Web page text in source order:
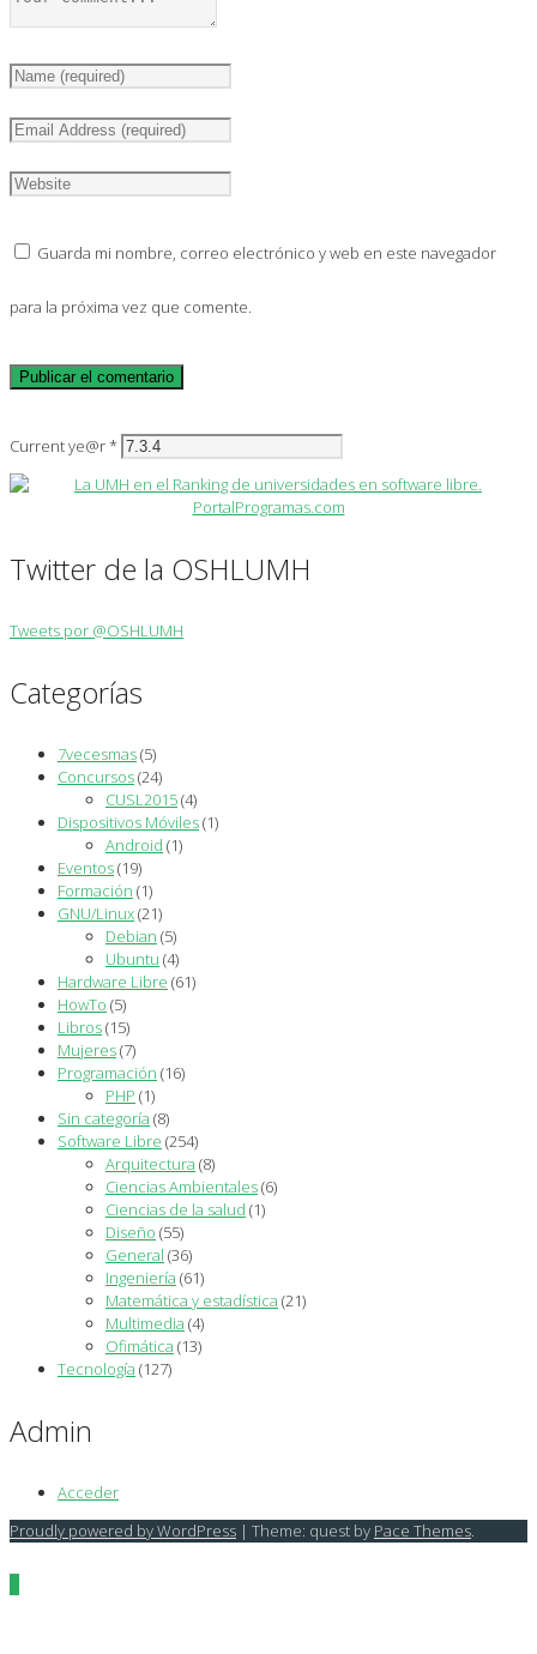
Guarda mi nombre, correo electrónico y web en este navegador
para la próxima vez que comente.
Current ye@r*
Twitter de la OSHLUMH
Tweets por @OSHLUMH
Categorías
7vecesmas(5)
Concursos(24)
CUSL2015(4)
Dispositivos Móviles(1)
Android (1)
Eventos(19)
Formación (1)
GNU/Linux(21)
Debian (5)
Ubuntu (4)
Hardware Libre (61)
HowTo (5)
Libros(15)
Mujeres(7)
Programación (16)
PHP (1)
Sin categoría (8)
Software Libre (254)
Arquitectura (8)
Ciencias Ambientales(6)
Ciencias de la salud (1)
Diseño (55)
General (36)
Ingeniería (61)
Matemática y estadística (21)
Multimedia (4)
Ofimática (13)
Tecnología (127)
Admin
Acceder
Proudly powered by WordPress | Theme: quest by Pace Themes.